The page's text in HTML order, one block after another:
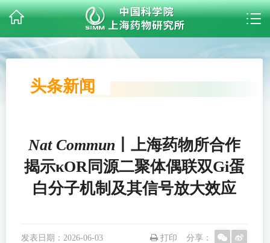
头条新闻
Nat Commun丨上海药物所合作
揭示κOR同源二聚体偶联双Gi蛋
白分子机制及其信号放大效应
发表日期： 2026-06-03 分享：
打印